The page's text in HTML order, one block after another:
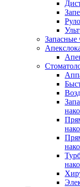
Запасные